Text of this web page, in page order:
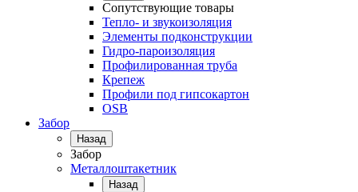
Сопутствующие товары
Тепло- и звукоизоляция
Элементы подконструкции
Гидро-пароизоляция
Профилированная труба
Крепеж
Профили под гипсокартон
OSB
Забор
Назад
Забор
Металлоштакетник
Назад